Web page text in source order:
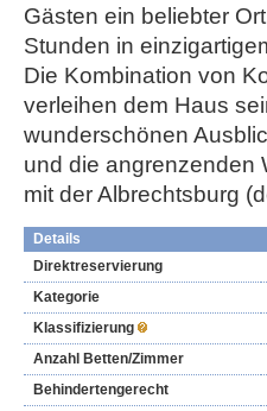
Gästen ein beliebter
Stunden in
Die Kombination von
verleihen dem Haus
wunderschönen
und die angrenzenden
mit der Albrechtsburg
Details
Direktreservierung
Kategorie
Klassifizierung
Anzahl Betten/Zimmer
Behindertengerecht